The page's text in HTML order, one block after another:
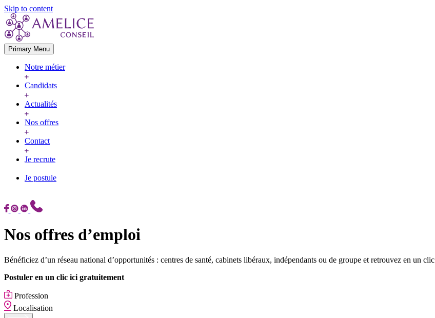
Skip to content
Primary Menu
Notre métier
Candidats
Actualités
Nos offres
Contact
Je recrute
Je postule
Nos offres d’emploi
Bénéficiez d’un réseau national d’opportunités : centres de santé, cabinets libéraux, indépendants ou de groupe et retrouvez en un clic
Postuler en un clic ici gratuitement
Profession
Localisation